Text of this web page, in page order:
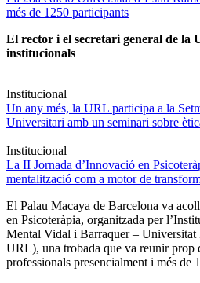
més de 1250 participants
El rector i el secretari general de la
institucionals
Institucional
Un any més, la URL participa a la
Universitari amb un seminari sobre
Institucional
La II Jornada d’Innovació en
mentalització com a motor de
El Palau Macaya de Barcelona va
en Psicoteràpia, organitzada per
Mental Vidal i Barraquer –
URL), una trobada que va reunir prop
professionals presencialment i més